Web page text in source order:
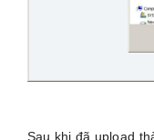
Sau khi đã upload